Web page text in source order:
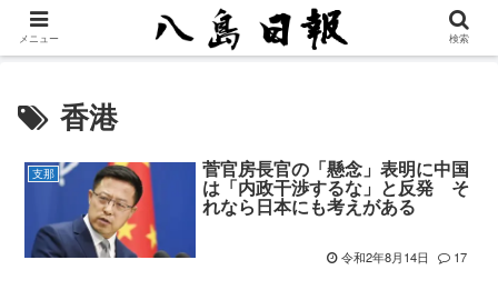
香港
支那 菅官房長官の「懸念」表明に中国
は「内政干渉するな」と反発 そ
れなら日本にも考えがある
令和2年8月14日 17
メニュー 検索